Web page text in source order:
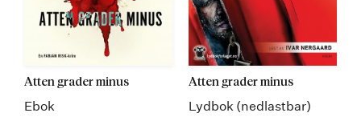
Atten grader minus
Ebok
Atten grader minus
Lydbok (nedlastbar)